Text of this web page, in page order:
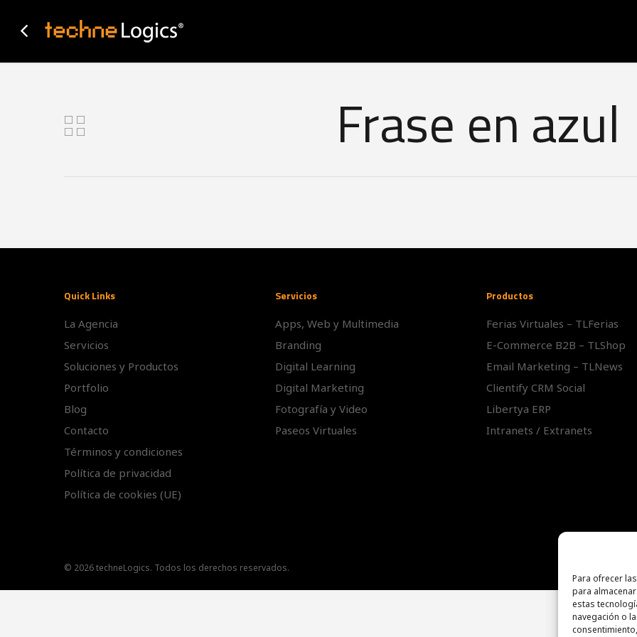
Para ofrecer
para
estas
navegación o
main
Frase en azul
Quick Links
La Agencia
Servicios
Soluciones y Productos
Portfolio
Blog
Contacto
Términos y condiciones
Política de privacidad
Política de cookies (UE)
Servicios
Apps, Web y Multimedia
Branding
Digital Learning
Digital Marketing
Fotografía y Video
Paseos Virtuales
Productos
Ferias Virtuales – TLFerias
E-Commerce B2B – TLShop
Email Marketing – TLNews
Clientify CRM Social
Libertya ERP
Intranets / Extranets
© 2026 techneLogics. Todos los derechos reservados.